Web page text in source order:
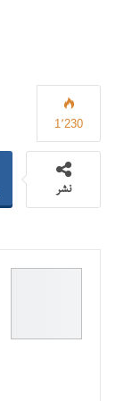
1٬230
نشر